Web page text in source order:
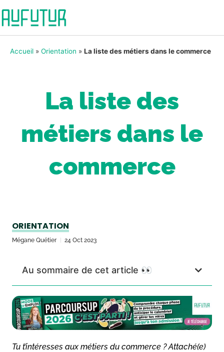
Accueil » Orientation » La liste des métiers dans le commerce
La liste des
métiers dans le
commerce
ORIENTATION
Mégane Quétier 24 Oct 2023
Au sommaire de cet article 👀
Tu t’intéresses aux métiers du commerce ? Attaché(e)